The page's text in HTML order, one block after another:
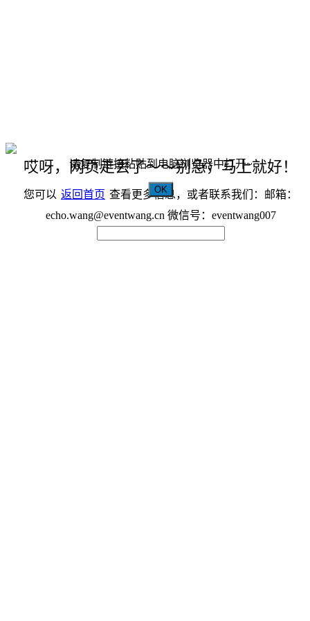
哎呀，网页走丢了～～别急，马上就好！
您可以 返回首页 查看更多信息，或者联系我们：邮箱：
echo.wang@eventwang.cn 微信号：eventwang007
请复制链接粘贴到电脑浏览器中打开~
OK